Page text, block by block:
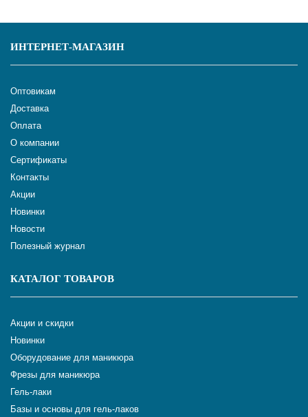
ИНТЕРНЕТ-МАГАЗИН
Оптовикам
Доставка
Оплата
О компании
Сертификаты
Контакты
Акции
Новинки
Новости
Полезный журнал
КАТАЛОГ ТОВАРОВ
Акции и скидки
Новинки
Оборудование для маникюра
Фрезы для маникюра
Гель-лаки
Базы и основы для гель-лаков